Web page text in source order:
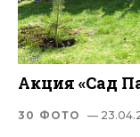
Акция «Сад
30 ФОТО —